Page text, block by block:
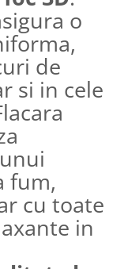
o
de
si in cele
fum,
cu toate
in